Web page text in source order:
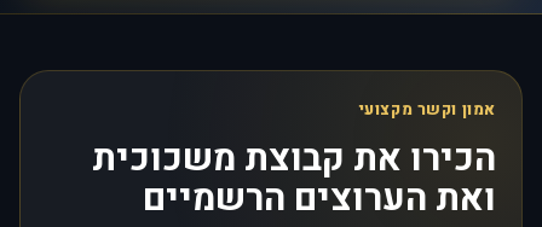
אמון וקשר מקצועי
הכירו את קבוצת משכוכית
ואת הערוצים הרשמיים